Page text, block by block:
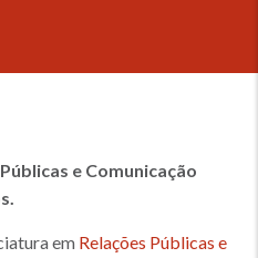
e Comunicação
em Relações Públicas e